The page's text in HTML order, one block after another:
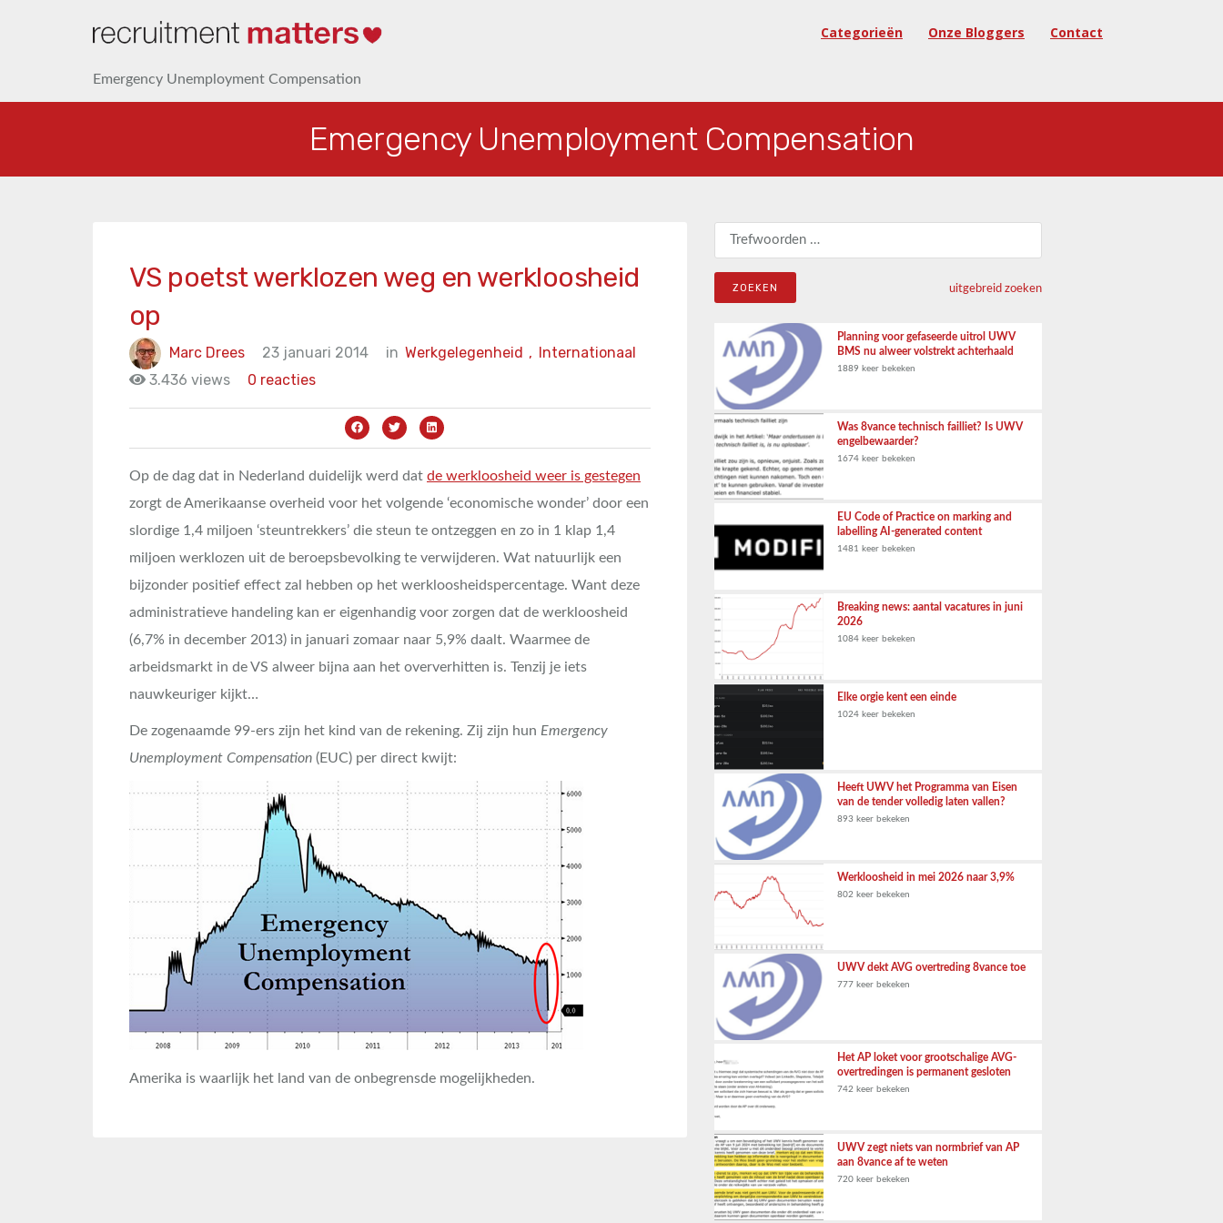
Categorieën Onze Bloggers Contact
Emergency Unemployment Compensation
Emergency Unemployment Compensation
VS poetst werklozen weg en werkloosheid
op
Marc Drees 23 januari 2014 in Internationaal
Werkgelegenheid ,
3.436 views
0 reacties
Op de dag dat in Nederland duidelijk werd dat de werkloosheid weer is gestegen
zorgt de Amerikaanse overheid voor het volgende ‘economische wonder’ door een
slordige 1,4 miljoen ‘steuntrekkers’ die steun te ontzeggen en zo in 1 klap 1,4
miljoen werklozen uit de beroepsbevolking te verwijderen. Wat natuurlijk een
bijzonder positief effect zal hebben op het werkloosheidspercentage. Want deze
administratieve handeling kan er eigenhandig voor zorgen dat de werkloosheid
(6,7% in december 2013) in januari zomaar naar 5,9% daalt. Waarmee de
arbeidsmarkt in de VS alweer bijna aan het oververhitten is. Tenzij je iets
nauwkeuriger kijkt…
De zogenaamde 99-ers zijn het kind van de rekening. Zij zijn hun Emergency
Unemployment Compensation (EUC) per direct kwijt:
Amerika is waarlijk het land van de onbegrensde mogelijkheden.
Zoeken naar:
uitgebreid zoeken
Planning voor gefaseerde uitrol UWV
BMS nu alweer volstrekt achterhaald
1889 keer bekeken
Was 8vance technisch failliet? Is UWV
engelbewaarder?
1674 keer bekeken
EU Code of Practice on marking and
labelling AI-generated content
1481 keer bekeken
Breaking news: aantal vacatures in juni
2026
1084 keer bekeken
Elke orgie kent een einde
1024 keer bekeken
Heeft UWV het Programma van Eisen
van de tender volledig laten vallen?
893 keer bekeken
Werkloosheid in mei 2026 naar 3,9%
802 keer bekeken
UWV dekt AVG overtreding 8vance toe
777 keer bekeken
Het AP loket voor grootschalige AVG-
overtredingen is permanent gesloten
742 keer bekeken
UWV zegt niets van normbrief van AP
aan 8vance af te weten
720 keer bekeken